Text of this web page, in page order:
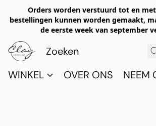
Orders worden verstuurd tot en
bestellingen kunnen worden gemaakt,
de eerste week van september
WINKEL OVER ONS NEEM